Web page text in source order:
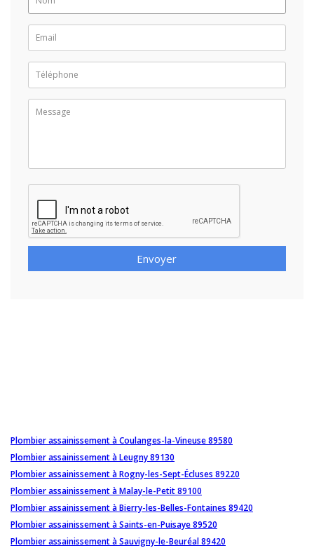
Envoyer
Plombier assainissement à Coulanges-la-Vineuse 89580
Plombier assainissement à Leugny 89130
Plombier assainissement à Rogny-les-Sept-Écluses 89220
Plombier assainissement à Malay-le-Petit 89100
Plombier assainissement à Bierry-les-Belles-Fontaines 89420
Plombier assainissement à Saints-en-Puisaye 89520
Plombier assainissement à Sauvigny-le-Beuréal 89420